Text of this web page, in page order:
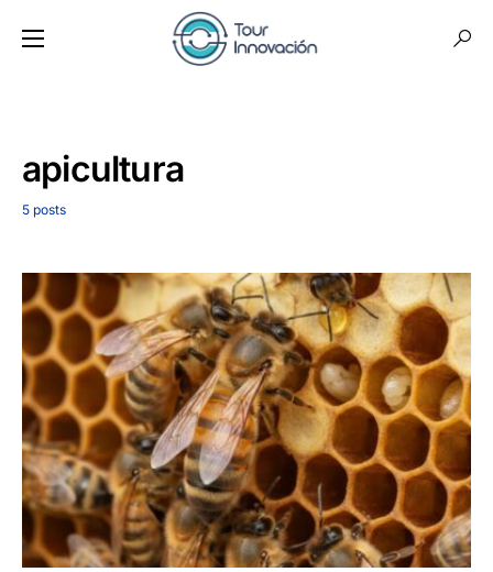
apicultura
5 posts